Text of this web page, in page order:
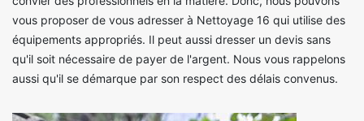
vous proposer de vous adresser à Nettoyage 16 qui utilise des
équipements appropriés. Il peut aussi dresser un devis sans
qu'il soit nécessaire de payer de l'argent. Nous vous rappelons
aussi qu'il se démarque par son respect des délais convenus.